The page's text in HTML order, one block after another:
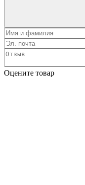
Оцените товар